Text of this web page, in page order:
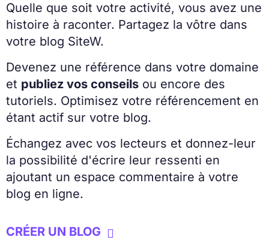
Quelle que soit votre activité, vous avez une
histoire à raconter. Partagez la vôtre dans
votre blog SiteW.
Devenez une référence dans votre domaine
et publiez vos conseils ou encore des
tutoriels. Optimisez votre référencement en
étant actif sur votre blog.
Échangez avec vos lecteurs et donnez-leur
la possibilité d'écrire leur ressenti en
ajoutant un espace commentaire à votre
blog en ligne.
CRÉER UN BLOG 